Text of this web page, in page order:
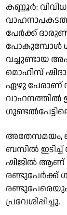
കണ്ണൂർ:
പേർക്ക്
പോകുമ്പോൾ
വച്ചുണ്ടായ
മൊഹിസ്
ഏഴു പേരാണ്
വാഹനത്തിൽ
അതേസമയം,
ബസിൽ ഇടിച്ച്
ഷിജിൽ ആണ്
രണ്ടുപേർക്ക്
പ്രവേശിപ്പിച്ചു.